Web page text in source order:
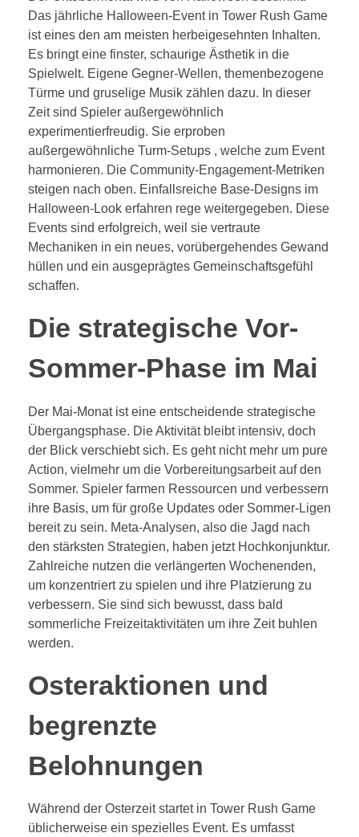
Das jährliche Halloween-Event in Tower Rush Game
ist eines den am meisten herbeigesehnten Inhalten.
Es bringt eine finster, schaurige Ästhetik in die
Spielwelt. Eigene Gegner-Wellen, themenbezogene
Türme und gruselige Musik zählen dazu. In dieser
Zeit sind Spieler außergewöhnlich
experimentierfreudig. Sie erproben
außergewöhnliche Turm-Setups , welche zum Event
harmonieren. Die Community-Engagement-Metriken
steigen nach oben. Einfallsreiche Base-Designs im
Halloween-Look erfahren rege weitergegeben. Diese
Events sind erfolgreich, weil sie vertraute
Mechaniken in ein neues, vorübergehendes Gewand
hüllen und ein ausgeprägtes Gemeinschaftsgefühl
schaffen.
Die strategische Vor-
Sommer-Phase im Mai
Der Mai-Monat ist eine entscheidende strategische
Übergangsphase. Die Aktivität bleibt intensiv, doch
der Blick verschiebt sich. Es geht nicht mehr um pure
Action, vielmehr um die Vorbereitungsarbeit auf den
Sommer. Spieler farmen Ressourcen und verbessern
ihre Basis, um für große Updates oder Sommer-Ligen
bereit zu sein. Meta-Analysen, also die Jagd nach
den stärksten Strategien, haben jetzt Hochkonjunktur.
Zahlreiche nutzen die verlängerten Wochenenden,
um konzentriert zu spielen und ihre Platzierung zu
verbessern. Sie sind sich bewusst, dass bald
sommerliche Freizeitaktivitäten um ihre Zeit buhlen
werden.
Osteraktionen und
begrenzte
Belohnungen
Während der Osterzeit startet in Tower Rush Game
üblicherweise ein spezielles Event. Es umfasst